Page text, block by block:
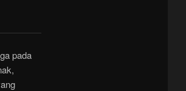
pada